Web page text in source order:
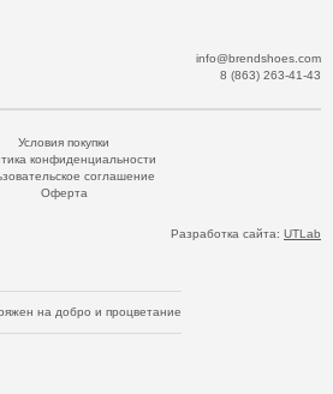
info@brendshoes.com
8 (863) 263-41-43
Условия покупки
конфиденциальности
соглашение
Оферта
Разработка сайта: UTLab
на добро и процветание